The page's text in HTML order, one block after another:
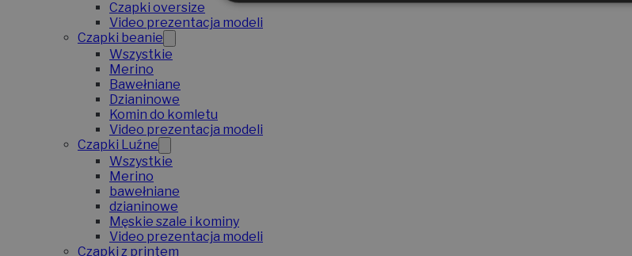
Czapki oversize
Video prezentacja modeli
Czapki beanie
Wszystkie
Merino
Bawełniane
Dzianinowe
Komin do komletu
Video prezentacja modeli
Czapki Luźne
Wszystkie
Merino
bawełniane
dzianinowe
Męskie szale i kominy
Video prezentacja modeli
Czapki z printem